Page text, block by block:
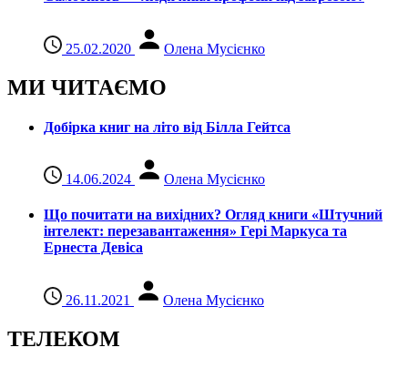
25.02.2020 Олена Мусієнко
МИ ЧИТАЄМО
Добірка книг на літо від Білла Гейтса
14.06.2024 Олена Мусієнко
Що почитати на вихідних? Огляд книги «Штучний
інтелект: перезавантаження» Гері Маркуса та
Ернеста Девіса
26.11.2021 Олена Мусієнко
ТЕЛЕКОМ